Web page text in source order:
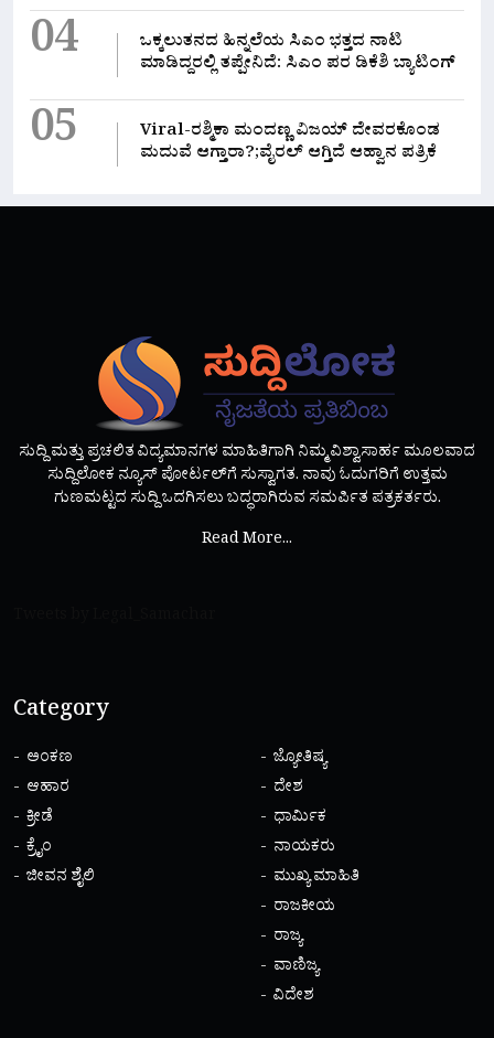
04
ಒಕ್ಕಲುತನದ ಹಿನ್ನಲೆಯ ಸಿಎಂ ಭತ್ತದ ನಾಟಿ
ಮಾಡಿದ್ದರಲ್ಲಿ‌ ತಪ್ಪೇನಿದೆ: ಸಿಎಂ ಪರ ಡಿಕೆಶಿ ಬ್ಯಾಟಿಂಗ್
05
Viral-ರಶ್ಮಿಕಾ ಮಂದಣ್ಣ ವಿಜಯ್ ದೇವರಕೊಂಡ
ಮದುವೆ ಆಗ್ತಾರಾ?;ವೈರಲ್ ಆಗ್ತಿದೆ ಆಹ್ವಾನ ಪತ್ರಿಕೆ
ಸುದ್ದಿ ಮತ್ತು ಪ್ರಚಲಿತ ವಿದ್ಯಮಾನಗಳ ಮಾಹಿತಿಗಾಗಿ ನಿಮ್ಮ ವಿಶ್ವಾಸಾರ್ಹ ಮೂಲವಾದ
ಸುದ್ದಿಲೋಕ ನ್ಯೂಸ್ ಪೋರ್ಟಲ್‌ಗೆ ಸುಸ್ವಾಗತ. ನಾವು ಓದುಗರಿಗೆ ಉತ್ತಮ
ಗುಣಮಟ್ಟದ ಸುದ್ದಿ ಒದಗಿಸಲು ಬದ್ಧರಾಗಿರುವ ಸಮರ್ಪಿತ ಪತ್ರಕರ್ತರು.
Read More...
Category
ಅಂಕಣ
ಆಹಾರ
ಕ್ರೀಡೆ
ಕ್ರೈಂ
ಜೀವನ ಶೈಲಿ
ಜ್ಯೋತಿಷ್ಯ
ದೇಶ
ಧಾರ್ಮಿಕ
ನಾಯಕರು
ಮುಖ್ಯ ಮಾಹಿತಿ
ರಾಜಕೀಯ
ರಾಜ್ಯ
ವಾಣಿಜ್ಯ
ವಿದೇಶ